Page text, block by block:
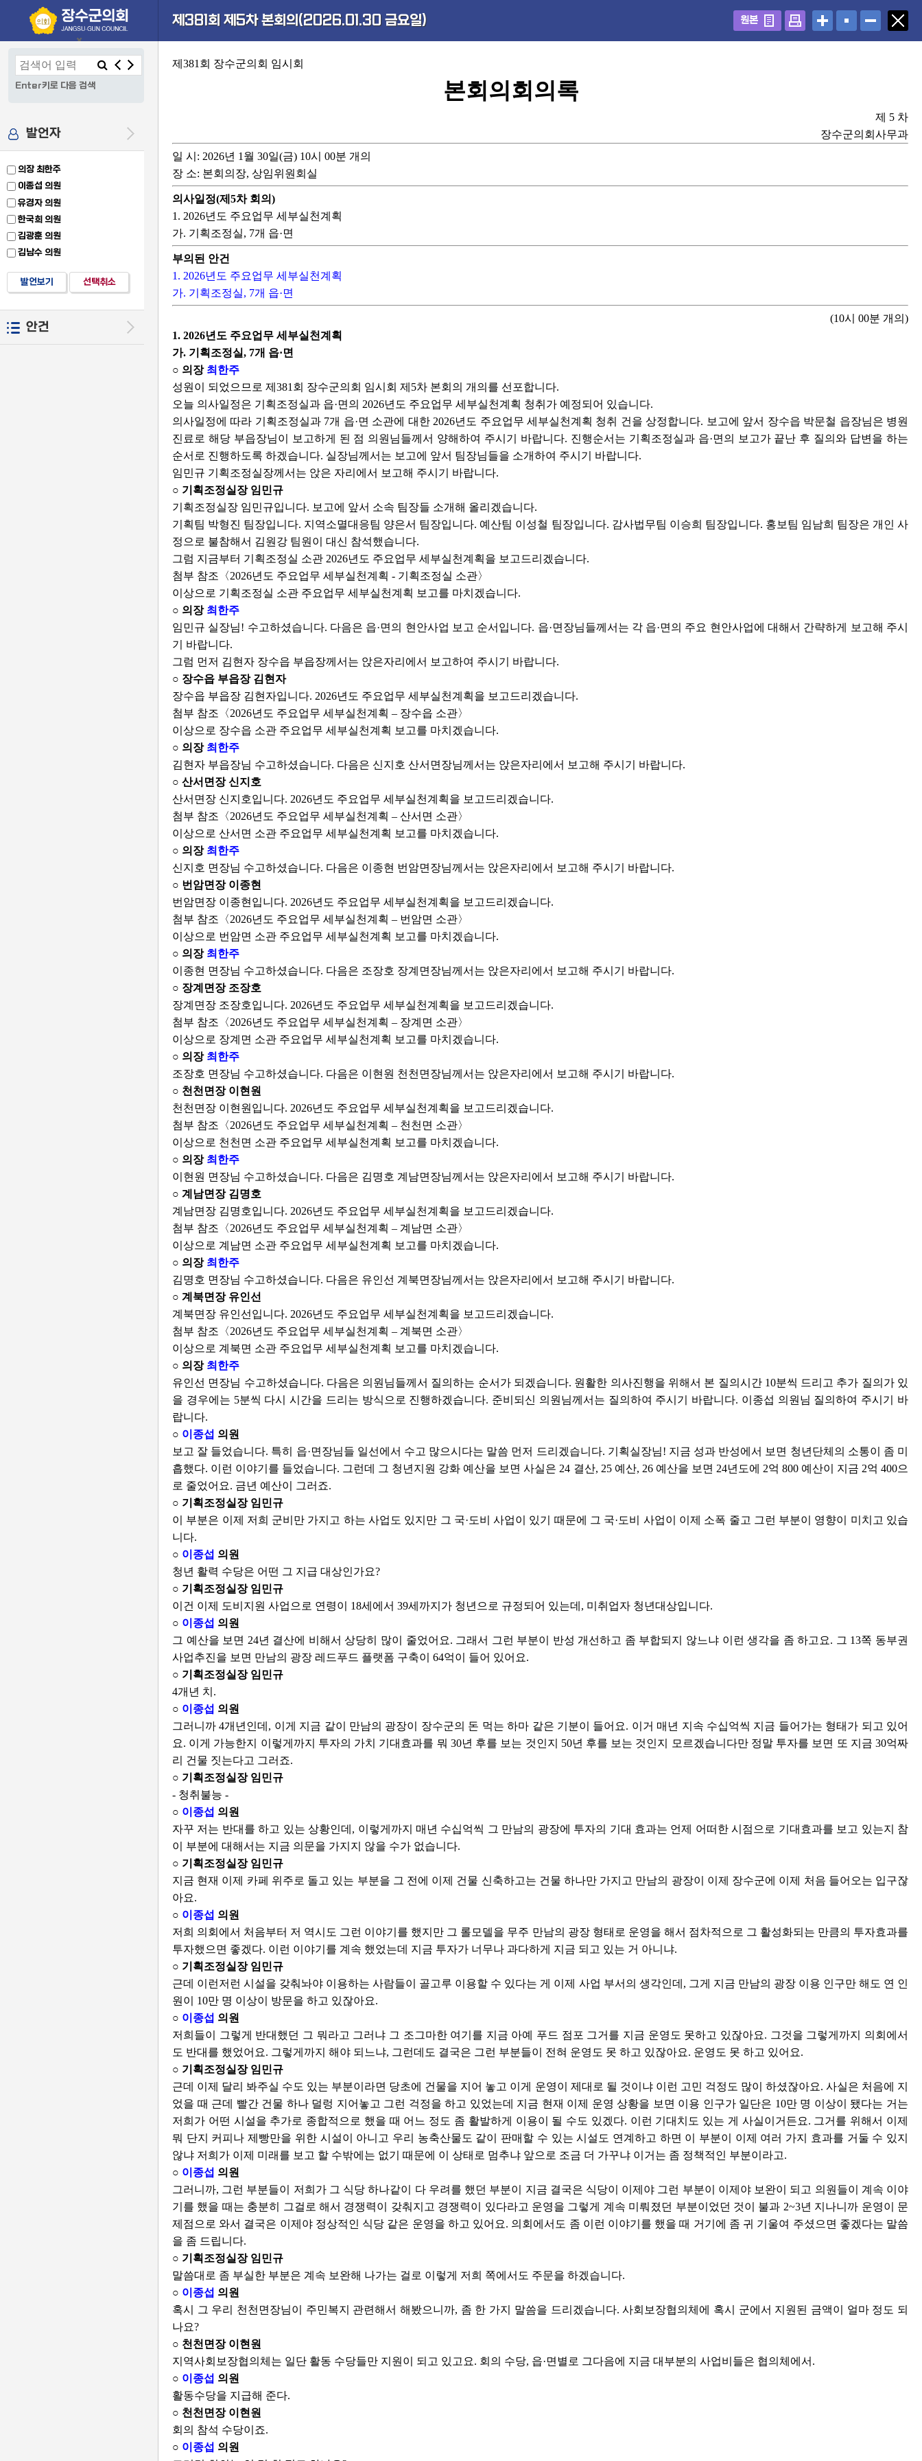
본문으로 바로가기
기능메뉴 메뉴 바로가기
설정메뉴 메뉴 바로가기
제381회 제5차 본회의(2026.01.30 금요일) 원본
×
Enter키로 다음 검색
발언자
의장 최한주
이종섭 의원
유경자 의원
한국희 의원
김광훈 의원
김남수 의원
발언보기 선택취소
안건
제381회 장수군의회 임시회
본회의회의록
제 5 차
장수군의회사무과
일 시 : 2026년 1월 30일(금) 10시 00분 개의
장 소: 본회의장, 상임위원회실
의사일정(제5차 회의)
1. 2026년도 주요업무 세부실천계획
가. 기획조정실, 7개 읍·면
부의된 안건
1. 2026년도 주요업무 세부실천계획
가. 기획조정실, 7개 읍·면
(10시 00분 개의)
1. 2026년도 주요업무 세부실천계획
가. 기획조정실, 7개 읍·면
○ 의장 최한주
성원이 되었으므로 제381회 장수군의회 임시회 제5차 본회의 개의를 선포합니다.
오늘 의사일정은 기획조정실과 읍·면의 2026년도 주요업무 세부실천계획 청취가 예정되어 있습니다.
의사일정에 따라 기획조정실과 7개 읍·면 소관에 대한 2026년도 주요업무 세부실천계획 청취 건을 상정합니다. 보고에 앞서 장수읍 박문철 읍장님은 병원
진료로 해당 부읍장님이 보고하게 된 점 의원님들께서 양해하여 주시기 바랍니다. 진행순서는 기획조정실과 읍·면의 보고가 끝난 후 질의와 답변을 하는
순서로 진행하도록 하겠습니다. 실장님께서는 보고에 앞서 팀장님들을 소개하여 주시기 바랍니다.
임민규 기획조정실장께서는 앉은 자리에서 보고해 주시기 바랍니다.
○ 기획조정실장 임민규
기획조정실장 임민규입니다. 보고에 앞서 소속 팀장들 소개해 올리겠습니다.
기획팀 박형진 팀장입니다. 지역소멸대응팀 양은서 팀장입니다. 예산팀 이성철 팀장입니다. 감사법무팀 이승희 팀장입니다. 홍보팀 임남희 팀장은 개인 사
정으로 불참해서 김원강 팀원이 대신 참석했습니다.
그럼 지금부터 기획조정실 소관 2026년도 주요업무 세부실천계획을 보고드리겠습니다.
첨부 참조〈2026년도 주요업무 세부실천계획 - 기획조정실 소관〉
이상으로 기획조정실 소관 주요업무 세부실천계획 보고를 마치겠습니다.
○ 의장 최한주
임민규 실장님! 수고하셨습니다. 다음은 읍·면의 현안사업 보고 순서입니다. 읍·면장님들께서는 각 읍·면의 주요 현안사업에 대해서 간략하게 보고해 주시
기 바랍니다.
그럼 먼저 김현자 장수읍 부읍장께서는 앉은자리에서 보고하여 주시기 바랍니다.
○ 장수읍 부읍장 김현자
장수읍 부읍장 김현자입니다. 2026년도 주요업무 세부실천계획을 보고드리겠습니다.
첨부 참조〈2026년도 주요업무 세부실천계획 – 장수읍 소관〉
이상으로 장수읍 소관 주요업무 세부실천계획 보고를 마치겠습니다.
○ 의장 최한주
김현자 부읍장님 수고하셨습니다. 다음은 신지호 산서면장님께서는 앉은자리에서 보고해 주시기 바랍니다.
○ 산서면장 신지호
산서면장 신지호입니다. 2026년도 주요업무 세부실천계획을 보고드리겠습니다.
첨부 참조〈2026년도 주요업무 세부실천계획 – 산서면 소관〉
이상으로 산서면 소관 주요업무 세부실천계획 보고를 마치겠습니다.
○ 의장 최한주
신지호 면장님 수고하셨습니다. 다음은 이종현 번암면장님께서는 앉은자리에서 보고해 주시기 바랍니다.
○ 번암면장 이종현
번암면장 이종현입니다. 2026년도 주요업무 세부실천계획을 보고드리겠습니다.
첨부 참조〈2026년도 주요업무 세부실천계획 – 번암면 소관〉
이상으로 번암면 소관 주요업무 세부실천계획 보고를 마치겠습니다.
○ 의장 최한주
이종현 면장님 수고하셨습니다. 다음은 조장호 장계면장님께서는 앉은자리에서 보고해 주시기 바랍니다.
○ 장계면장 조장호
장계면장 조장호입니다. 2026년도 주요업무 세부실천계획을 보고드리겠습니다.
첨부 참조〈2026년도 주요업무 세부실천계획 – 장계면 소관〉
이상으로 장계면 소관 주요업무 세부실천계획 보고를 마치겠습니다.
○ 의장 최한주
조장호 면장님 수고하셨습니다. 다음은 이현원 천천면장님께서는 앉은자리에서 보고해 주시기 바랍니다.
○ 천천면장 이현원
천천면장 이현원입니다. 2026년도 주요업무 세부실천계획을 보고드리겠습니다.
첨부 참조〈2026년도 주요업무 세부실천계획 – 천천면 소관〉
이상으로 천천면 소관 주요업무 세부실천계획 보고를 마치겠습니다.
○ 의장 최한주
이현원 면장님 수고하셨습니다. 다음은 김명호 계남면장님께서는 앉은자리에서 보고해 주시기 바랍니다.
○ 계남면장 김명호
계남면장 김명호입니다. 2026년도 주요업무 세부실천계획을 보고드리겠습니다.
첨부 참조〈2026년도 주요업무 세부실천계획 – 계남면 소관〉
이상으로 계남면 소관 주요업무 세부실천계획 보고를 마치겠습니다.
○ 의장 최한주
김명호 면장님 수고하셨습니다. 다음은 유인선 계북면장님께서는 앉은자리에서 보고해 주시기 바랍니다.
○ 계북면장 유인선
계북면장 유인선입니다. 2026년도 주요업무 세부실천계획을 보고드리겠습니다.
첨부 참조〈2026년도 주요업무 세부실천계획 – 계북면 소관〉
이상으로 계북면 소관 주요업무 세부실천계획 보고를 마치겠습니다.
○ 의장 최한주
유인선 면장님 수고하셨습니다. 다음은 의원님들께서 질의하는 순서가 되겠습니다. 원활한 의사진행을 위해서 본 질의시간 10분씩 드리고 추가 질의가 있
을 경우에는 5분씩 다시 시간을 드리는 방식으로 진행하겠습니다. 준비되신 의원님께서는 질의하여 주시기 바랍니다. 이종섭 의원님 질의하여 주시기 바
랍니다.
○ 이종섭 의원
보고 잘 들었습니다. 특히 읍·면장님들 일선에서 수고 많으시다는 말씀 먼저 드리겠습니다. 기획실장님! 지금 성과 반성에서 보면 청년단체의 소통이 좀 미
흡했다. 이런 이야기를 들었습니다. 그런데 그 청년지원 강화 예산을 보면 사실은 24 결산, 25 예산, 26 예산을 보면 24년도에 2억 800 예산이 지금 2억 400으
로 줄었어요. 금년 예산이 그러죠.
○ 기획조정실장 임민규
이 부분은 이제 저희 군비만 가지고 하는 사업도 있지만 그 국·도비 사업이 있기 때문에 그 국·도비 사업이 이제 소폭 줄고 그런 부분이 영향이 미치고 있습
니다.
○ 이종섭 의원
청년 활력 수당은 어떤 그 지급 대상인가요?
○ 기획조정실장 임민규
이건 이제 도비지원 사업으로 연령이 18세에서 39세까지가 청년으로 규정되어 있는데, 미취업자 청년대상입니다.
○ 이종섭 의원
그 예산을 보면 24년 결산에 비해서 상당히 많이 줄었어요. 그래서 그런 부분이 반성 개선하고 좀 부합되지 않느냐 이런 생각을 좀 하고요. 그 13쪽 동부권
사업추진을 보면 만남의 광장 레드푸드 플랫폼 구축이 64억이 들어 있어요.
○ 기획조정실장 임민규
4개년 치.
○ 이종섭 의원
그러니까 4개년인데, 이게 지금 같이 만남의 광장이 장수군의 돈 먹는 하마 같은 기분이 들어요. 이거 매년 지속 수십억씩 지금 들어가는 형태가 되고 있어
요. 이게 가능한지 이렇게까지 투자의 가치 기대효과를 뭐 30년 후를 보는 것인지 50년 후를 보는 것인지 모르겠습니다만 정말 투자를 보면 또 지금 30억짜
리 건물 짓는다고 그러죠.
○ 기획조정실장 임민규
- 청취불능 -
○ 이종섭 의원
자꾸 저는 반대를 하고 있는 상황인데, 이렇게까지 매년 수십억씩 그 만남의 광장에 투자의 기대 효과는 언제 어떠한 시점으로 기대효과를 보고 있는지 참
이 부분에 대해서는 지금 의문을 가지지 않을 수가 없습니다.
○ 기획조정실장 임민규
지금 현재 이제 카페 위주로 돌고 있는 부분을 그 전에 이제 건물 신축하고는 건물 하나만 가지고 만남의 광장이 이제 장수군에 이제 처음 들어오는 입구잖
아요.
○ 이종섭 의원
저희 의회에서 처음부터 저 역시도 그런 이야기를 했지만 그 롤모델을 무주 만남의 광장 형태로 운영을 해서 점차적으로 그 활성화되는 만큼의 투자효과를
투자했으면 좋겠다. 이런 이야기를 계속 했었는데 지금 투자가 너무나 과다하게 지금 되고 있는 거 아니냐.
○ 기획조정실장 임민규
근데 이런저런 시설을 갖춰놔야 이용하는 사람들이 골고루 이용할 수 있다는 게 이제 사업 부서의 생각인데, 그게 지금 만남의 광장 이용 인구만 해도 연 인
원이 10만 명 이상이 방문을 하고 있잖아요.
○ 이종섭 의원
저희들이 그렇게 반대했던 그 뭐라고 그러냐 그 조그마한 여기를 지금 아예 푸드 점포 그거를 지금 운영도 못하고 있잖아요. 그것을 그렇게까지 의회에서
도 반대를 했었어요. 그렇게까지 해야 되느냐, 그런데도 결국은 그런 부분들이 전혀 운영도 못 하고 있잖아요. 운영도 못 하고 있어요.
○ 기획조정실장 임민규
근데 이제 달리 봐주실 수도 있는 부분이라면 당초에 건물을 지어 놓고 이게 운영이 제대로 될 것이냐 이런 고민 걱정도 많이 하셨잖아요. 사실은 처음에 지
었을 때 근데 빨간 건물 하나 덜렁 지어놓고 그런 걱정을 하고 있었는데 지금 현재 이제 운영 상황을 보면 이용 인구가 일단은 10만 명 이상이 됐다는 거는
저희가 어떤 시설을 추가로 종합적으로 했을 때 어느 정도 좀 활발하게 이용이 될 수도 있겠다. 이런 기대치도 있는 게 사실이거든요. 그거를 위해서 이제
뭐 단지 커피나 제빵만을 위한 시설이 아니고 우리 농축산물도 같이 판매할 수 있는 시설도 연계하고 하면 이 부분이 이제 여러 가지 효과를 거둘 수 있지
않냐 저희가 이제 미래를 보고 할 수밖에는 없기 때문에 이 상태로 멈추냐 앞으로 조금 더 가꾸냐 이거는 좀 정책적인 부분이라고.
○ 이종섭 의원
그러니까, 그런 부분들이 저희가 그 식당 하나같이 다 우려를 했던 부분이 지금 결국은 식당이 이제야 그런 부분이 이제야 보완이 되고 의원들이 계속 이야
기를 했을 때는 충분히 그걸로 해서 경쟁력이 갖춰지고 경쟁력이 있다라고 운영을 그렇게 계속 미뤄졌던 부분이었던 것이 불과 2~3년 지나니까 운영이 문
제점으로 와서 결국은 이제야 정상적인 식당 같은 운영을 하고 있어요. 의회에서도 좀 이런 이야기를 했을 때 거기에 좀 귀 기울여 주셨으면 좋겠다는 말씀
을 좀 드립니다.
○ 기획조정실장 임민규
말씀대로 좀 부실한 부분은 계속 보완해 나가는 걸로 이렇게 저희 쪽에서도 주문을 하겠습니다.
○ 이종섭 의원
혹시 그 우리 천천면장님이 주민복지 관련해서 해봤으니까, 좀 한 가지 말씀을 드리겠습니다. 사회보장협의체에 혹시 군에서 지원된 금액이 얼마 정도 되
나요?
○ 천천면장 이현원
지역사회보장협의체는 일단 활동 수당들만 지원이 되고 있고요. 회의 수당, 읍·면별로 그다음에 지금 대부분의 사업비들은 협의체에서.
○ 이종섭 의원
활동수당을 지급해 준다.
○ 천천면장 이현원
회의 참석 수당이죠.
○ 이종섭 의원